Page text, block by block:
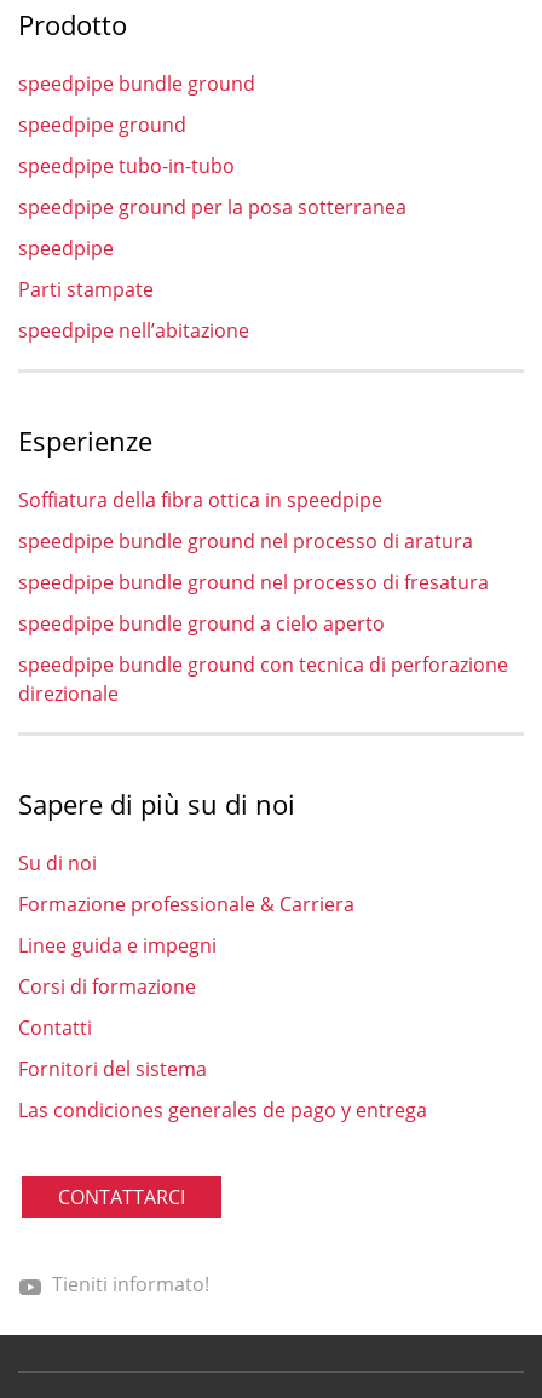
Prodotto
speedpipe bundle ground
speedpipe ground
speedpipe tubo-in-tubo
speedpipe ground per la posa sotterranea
speedpipe
Parti stampate
speedpipe nell’abitazione
Esperienze
Soffiatura della fibra ottica in speedpipe
speedpipe bundle ground nel processo di aratura
speedpipe bundle ground nel processo di fresatura
speedpipe bundle ground a cielo aperto
speedpipe bundle ground con tecnica di perforazione
direzionale
Sapere di più su di noi
Su di noi
Formazione professionale & Carriera
Linee guida e impegni
Corsi di formazione
Contatti
Fornitori del sistema
Las condiciones generales de pago y entrega
CONTATTARCI
Tieniti informato!